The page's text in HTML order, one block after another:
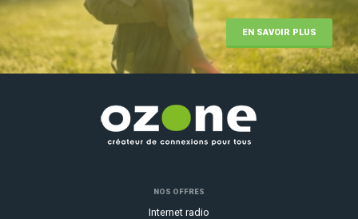
EN SAVOIR PLUS
NOS OFFRES
Internet radio